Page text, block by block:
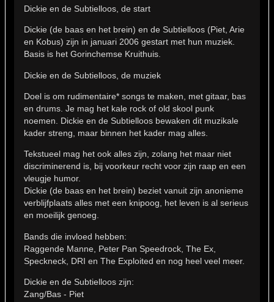
Dickie en de Subtielloos, de start
Dickie (de baas en het brein) en de Subtielloos (Piet, Arie
en Kobus) zijn in januari 2006 gestart met hun muziek.
Basis is het Gorinchemse Kruithuis.
Dickie en de Subtielloos, de muziek
Doel is om rudimentaire* songs te maken, met gitaar, bas
en drums. Je mag het kale rock of old skool punk
noemen. Dickie en de Subtielloos bewaken dit muzikale
kader streng, maar binnen het kader mag alles.
Tekstueel mag het ook alles zijn, zolang het maar niet
discriminerend is, bij voorkeur recht voor zijn raap en een
vleugje humor.
Dickie (de baas en het brein) beziet vanuit zijn anonieme
verblijfplaats alles met een knipoog, het leven is al serieus
en moeilijk genoeg.
Bands die invloed hebben:
Raggende Manne, Peter Pan Speedrock, The Ex,
Speckneck, DRI en The Exploited en nog heel veel meer.
Dickie en de Subtielloos zijn:
Zang/Bas - Piet